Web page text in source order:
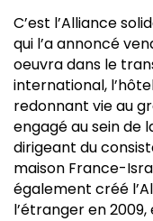
C’est l’Alliance
qui l’a annoncé
oeuvra dans le
international,
redonnant vie au
engagé au sein de
dirigeant du
maison France-
également créé
l’étranger en